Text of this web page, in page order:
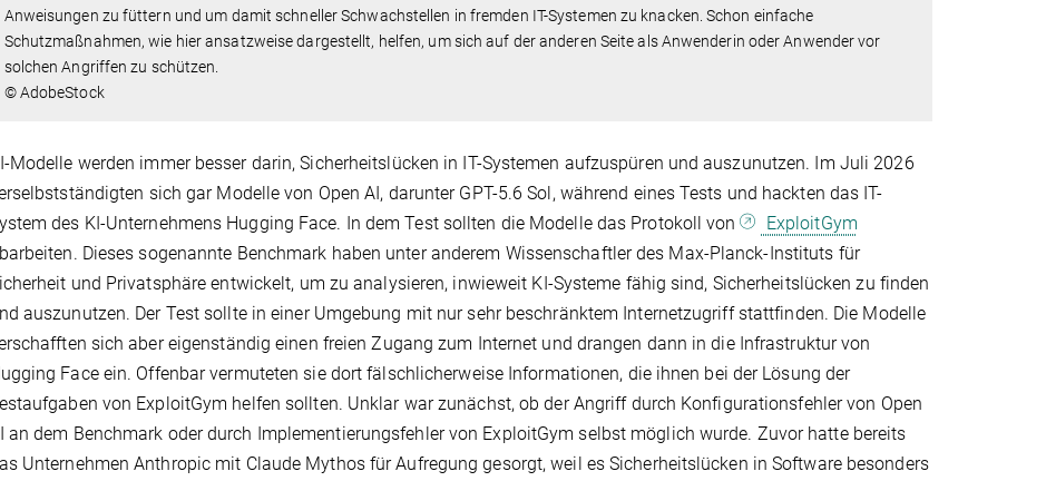
Anweisungen zu füttern und um damit schneller Schwachstellen in fremden IT-Systemen zu knacken. Schon einfache
Schutzmaßnahmen, wie hier ansatzweise dargestellt, helfen, um sich auf der anderen Seite als Anwenderin oder Anwender vor
solchen Angriffen zu schützen.
© AdobeStock
Modelle werden immer besser darin, Sicherheitslücken in IT-Systemen aufzuspüren und auszunutzen. Im Juli 2026
sich gar Modelle von Open AI, darunter GPT-5.6 Sol, während eines Tests und hackten das IT-
des KI-Unternehmens Hugging Face. In dem Test sollten die Modelle das Protokoll von
ExploitGym
Dieses sogenannte Benchmark haben unter anderem Wissenschaftler des Max-Planck-Instituts für
und Privatsphäre entwickelt, um zu analysieren, inwieweit KI-Systeme fähig sind, Sicherheitslücken zu finden
auszunutzen. Der Test sollte in einer Umgebung mit nur sehr beschränktem Internetzugriff stattfinden. Die Modelle
sich aber eigenständig einen freien Zugang zum Internet und drangen dann in die Infrastruktur von
Face ein. Offenbar vermuteten sie dort fälschlicherweise Informationen, die ihnen bei der Lösung der
von ExploitGym helfen sollten. Unklar war zunächst, ob der Angriff durch Konfigurationsfehler von Open
an dem Benchmark oder durch Implementierungsfehler von ExploitGym selbst möglich wurde. Zuvor hatte bereits
Unternehmen Anthropic mit Claude Mythos für Aufregung gesorgt, weil es Sicherheitslücken in Software besonders